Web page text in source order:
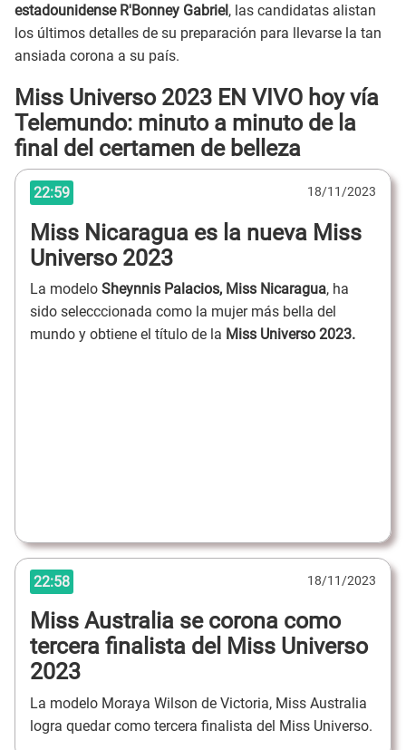
estadounidense R'Bonney Gabriel, las candidatas alistan
los últimos detalles de su preparación para llevarse la tan
ansiada corona a su país.
Miss Universo 2023 EN VIVO hoy vía
Telemundo: minuto a minuto de la
final del certamen de belleza
22:59 18/11/2023
Miss Nicaragua es la nueva Miss
Universo 2023
La modelo Sheynnis Palacios, Miss Nicaragua, ha
sido selecccionada como la mujer más bella del
mundo y obtiene el título de la Miss Universo 2023.
22:58 18/11/2023
Miss Australia se corona como
tercera finalista del Miss Universo
2023
La modelo Moraya Wilson de Victoria, Miss Australia
logra quedar como tercera finalista del Miss Universo.